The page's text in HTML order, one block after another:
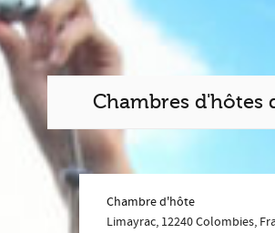
Chambres d'hôtes
Chambre d'hôte
Limayrac, 12240 Colombies,